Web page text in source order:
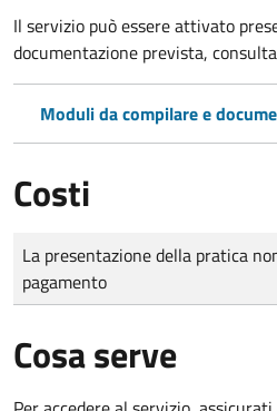
Il servizio può essere attivato
documentazione prevista,
Moduli da compilare e
Costi
Tipo di pagamento
Importo
La presentazione della pratica
pagamento
Cosa serve